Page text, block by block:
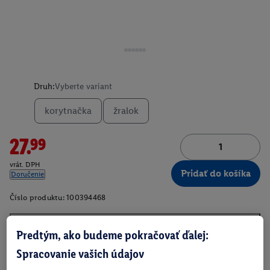
Druh:Vyberte variant
korytnačka žralok
27.99
vrát. DPH
Doručenie
Pridať do košíka
Číslo produktu: 100394468
O produkte
Predtým, ako budeme pokračovať ďalej:
Spracovanie vašich údajov